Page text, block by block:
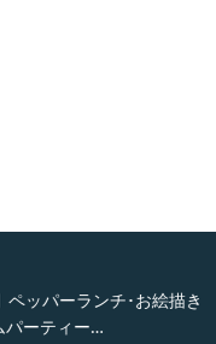
ッパーランチ･お絵描き
ーティー…